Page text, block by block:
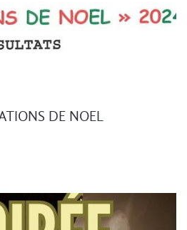
DE NOEL